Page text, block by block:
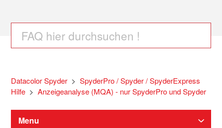
Datacolor Spyder
SpyderPro / Spyder / SpyderExpress
Hilfe
Anzeigeanalyse (MQA) - nur SpyderPro und Spyder
Menu